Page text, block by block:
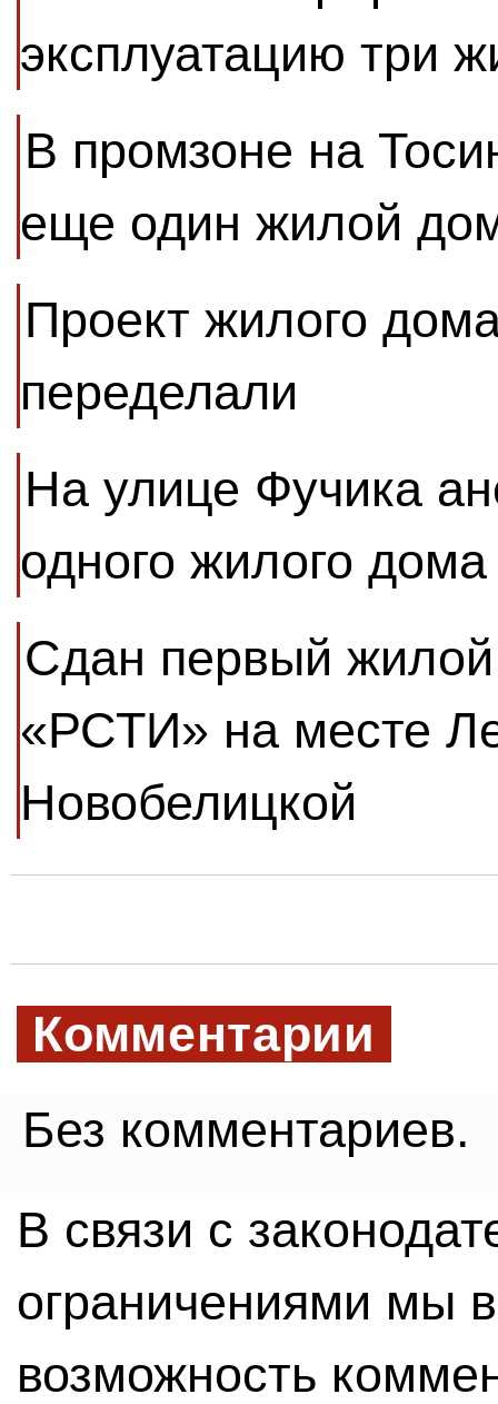
эксплуатацию три
В промзоне на
еще один жилой
Проект жилого
переделали
На улице Фучика
одного жилого
Сдан первый
«РСТИ» на месте
Новобелицкой
Комментарии
Без комментариев.
В связи с
ограничениями мы
возможность